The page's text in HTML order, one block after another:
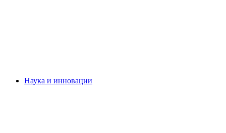
Наука и инновации